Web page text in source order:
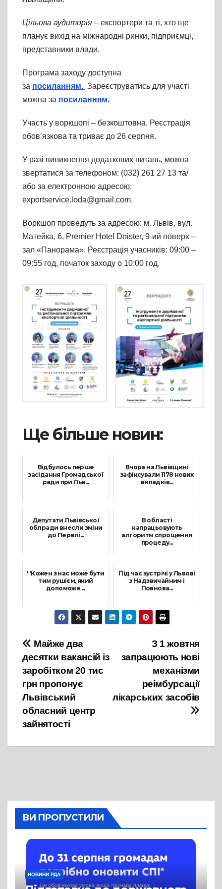
Цільова аудиторія – експортери та ті, хто ще
планує вихід на міжнародні ринки, підприємці,
представники влади.
Програма заходу доступна
за посиланням. Зареєструватись для участі
можна за посиланням.
Участь у воркшопі – безкоштовна. Реєстрація
обов’язкова та триває до 26 серпня.
У разі виникнення додаткових питань, можна
звертатися за телефоном: (032) 261 27 13 та/
або за електронною адресою:
exportservice.loda@gmail.com.
Воркшоп проведуть за адресою: м. Львів, вул.
Матейка, 6, Premier Hotel Dnister, 9-ий поверх –
зал «Панорама». Реєстрація учасників: 09:00 –
09:55 год, початок заходу о 10:00 год.
Ще більше новин:
Відбулось перше
засідання Громадської
ради при Льв...
Вчора на Львівщині
зафіксували 1178 нових
випадків...
Депутати Львівської
облради внесли зміни
до Перелі...
В області
напрацьовують
алгоритм спрощення
процеду...
''Кожен з нас може бути
тим рушієм, який
допоможе ...
29 Листопада, 2021
Під час зустрічі у Львові
з Надзвичайним і
Повнова...
25 Червня, 2021
Навігація
записів
З 1 жовтня
запрацюють нові
механізми
реімбурсації
лікарських засобів
Майже два
десятки вакансій із
заробітком 20 тис
грн пропонує
Львівський
обласний центр
зайнятості
ВИ ПРОПУСТИЛИ
НОВИНИ РДА